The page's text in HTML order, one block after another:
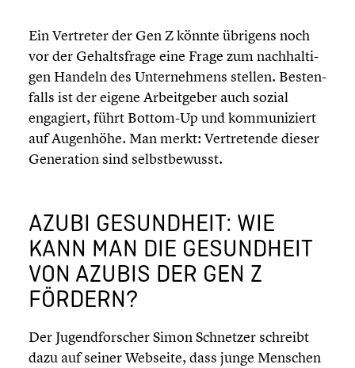
Ein Vertreter der Gen Z könnte übrigens noch
vor der Gehalts­frage eine Frage zum nachhal­ti­
gen Handeln des Unter­neh­mens stellen. Besten­
falls ist der eigene Arbeit­ge­ber auch sozial
engagiert, führt Bottom-Up und kommu­ni­ziert
auf Augenhöhe. Man merkt: Vertre­tende dieser
Genera­tion sind selbst­be­wusst.
AZUBI GESUND­HEIT: WIE
KANN MAN DIE GESUND­HEIT
VON AZUBIS DER GEN Z
FÖRDERN?
Der Jugend­for­scher Simon Schnetzer schreibt
dazu auf seiner Webseite, dass junge Menschen